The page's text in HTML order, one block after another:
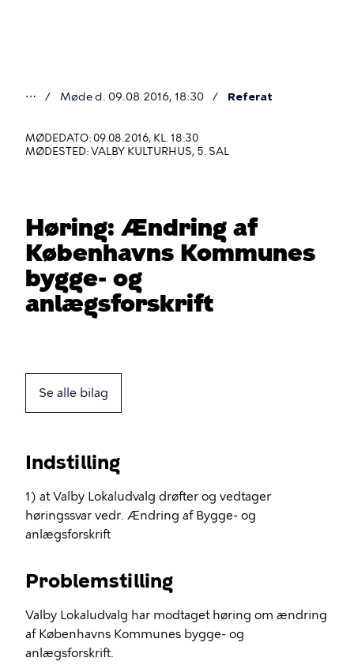
er
her
⋯ Møde d. 09.08.2016, 18:30 Referat
MØDEDATO: 09.08.2016, KL. 18:30
MØDESTED: VALBY KULTURHUS, 5. SAL
Høring: Ændring af
Københavns Kommunes
bygge- og
anlægsforskrift
Se alle bilag
Indstilling
1) at Valby Lokaludvalg drøfter og vedtager
høringssvar vedr. Ændring af Bygge- og
anlægsforskrift
Problemstilling
Valby Lokaludvalg har modtaget høring om ændring
af Københavns Kommunes bygge- og
anlægsforskrift.